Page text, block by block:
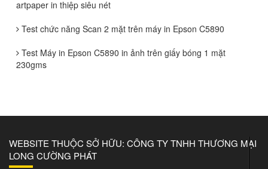
artpaper in thiệp siêu nét
Test chức năng Scan 2 mặt trên máy in Epson C5890
Test Máy in Epson C5890 in ảnh trên giấy bóng 1 mặt
230gms
WEBSITE THUỘC SỞ HỮU: CÔNG TY TNHH THƯƠNG MẠI
LONG CƯỜNG PHÁT